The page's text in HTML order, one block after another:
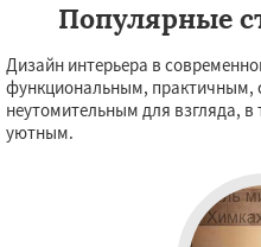
Популярные
Дизайн интерьера в
функциональным, практичным,
неутомительным для взгляда,
уютным.